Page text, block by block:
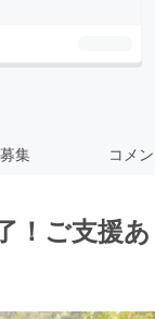
集 コメ
！ご支援あ